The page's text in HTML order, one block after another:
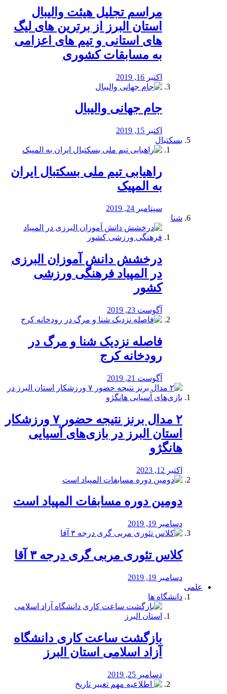
مراسم تجلیل هیئت والیبال
استان البرز از برترین های لیگ
های استانی و تیم های اعزامی
به مسابقات کشوری
اکتبر 16, 2019
جام جهانی والیبال
اکتبر 15, 2019
بسکتبال
راهیابی تیم ملی بسکتبال ایران
به المپیک
سپتامبر 24, 2019
شنا
درخشش دانش آموزان البرزی
در المپیاد فرهنگی ورزشی
کشور
آگوست 23, 2019
️فاصله نزدیک شنا و مرگ در
رودخانه کرج
آگوست 21, 2019
۲ مدال برنز نتیجه حضور ۷ ورزشکار
استان البرز در بازی‌های آسیایی
هانگژو
اکتبر 12, 2023
دومین دوره مسابفات المپیاد است
دسامبر 19, 2019
کلاس تئوری مربی گری درجه ۳ آقا
دسامبر 19, 2019
علمی
دانشگاه ها
بازگشت ساعت کاری دانشگاه
آزاد اسلامی استان البرز
دسامبر 25, 2019